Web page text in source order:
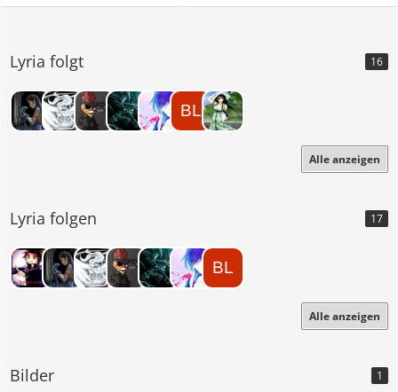
~halte euch den Platz frei, direkt in meinen Herzen~
Ami
~Heaven~
~Elaine~
Lyria folgt 16
Alle anzeigen
Lyria folgen 17
Alle anzeigen
Bilder 1